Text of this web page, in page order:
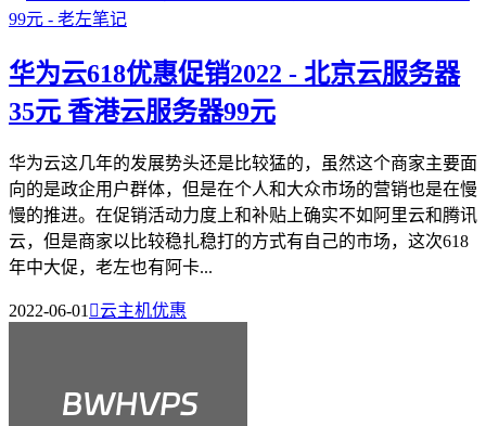
华为云618优惠促销2022 - 北京云服务器
35元 香港云服务器99元
华为云这几年的发展势头还是比较猛的，虽然这个商家主要面
向的是政企用户群体，但是在个人和大众市场的营销也是在慢
慢的推进。在促销活动力度上和补贴上确实不如阿里云和腾讯
云，但是商家以比较稳扎稳打的方式有自己的市场，这次618
年中大促，老左也有阿卡...
2022-06-01云主机优惠